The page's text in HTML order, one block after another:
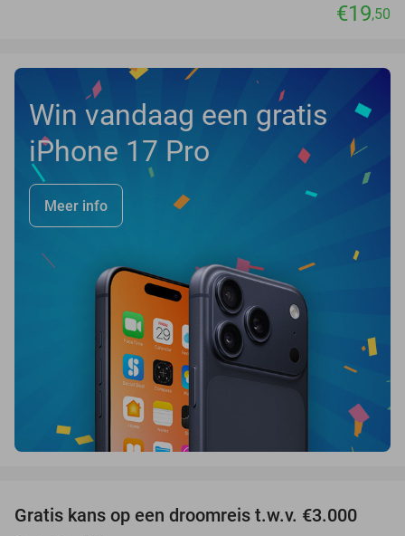
€19,50
Win vandaag een gratis
iPhone 17 Pro
Meer info
Gratis kans op een droomreis t.w.v. €3.000